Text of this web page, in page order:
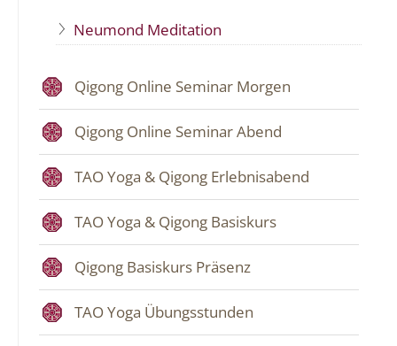
Neumond Meditation
Qigong Online Seminar Morgen
Qigong Online Seminar Abend
TAO Yoga & Qigong Erlebnisabend
TAO Yoga & Qigong Basiskurs
Qigong Basiskurs Präsenz
TAO Yoga Übungsstunden